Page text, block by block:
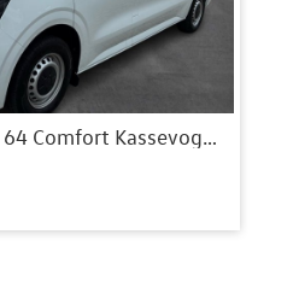
VW e-Transporter 64 Comfort Kassevogn LWB